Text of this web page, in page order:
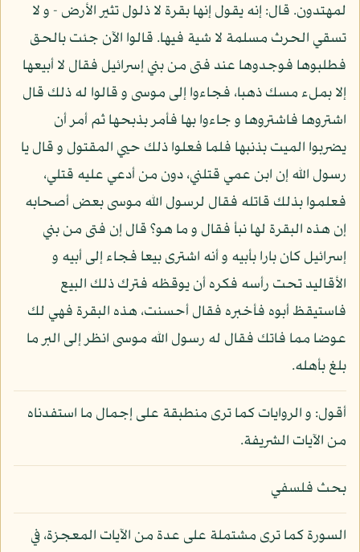
لمهتدون. قال: إنه يقول إنها بقرة لا ذلول تثير الأرض - و لا
تسقي الحرث مسلمة لا شية فيها. قالوا الآن جئت بالحق
فطلبوها فوجدوها عند فتى من بني إسرائيل فقال لا أبيعها
إلا بملء مسك ذهبا، فجاءوا إلى موسى و قالوا له ذلك قال
اشتروها فاشتروها و جاءوا بها فأمر بذبحها ثم أمر أن
يضربوا الميت بذنبها فلما فعلوا ذلك حيي المقتول و قال يا
رسول الله إن ابن عمي قتلني، دون من أدعي عليه قتلي،
فعلموا بذلك قاتله فقال لرسول الله موسى بعض أصحابه
إن هذه البقرة لها نبأ فقال و ما هو؟ قال إن فتى من بني
إسرائيل كان بارا بأبيه و أنه اشترى بيعا فجاء إلى أبيه و
الأقاليد تحت رأسه فكره أن يوقظه فترك ذلك البيع
فاستيقظ أبوه فأخبره فقال أحسنت، هذه البقرة فهي لك
عوضا مما فاتك فقال له رسول الله موسى انظر إلى البر ما
بلغ بأهله.
أقول: و الروايات كما ترى منطبقة على إجمال ما استفدناه
من الآيات الشريفة.
بحث فلسفي
السورة كما ترى مشتملة على عدة من الآيات المعجزة، في